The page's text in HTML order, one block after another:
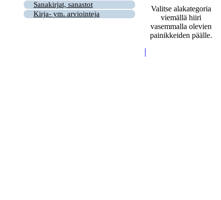
Sanakirjat, sanastot
Kirja- ym. arviointeja
Valitse alakategoria
viemällä hiiri
vasemmalla olevien
painikkeiden päälle.